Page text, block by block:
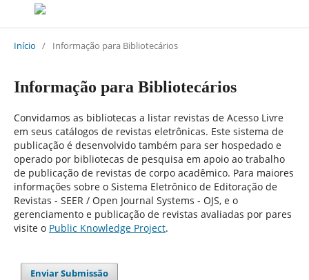
Início / Informação para Bibliotecários
Informação para Bibliotecários
Convidamos as bibliotecas a listar revistas de Acesso Livre
em seus catálogos de revistas eletrônicas. Este sistema de
publicação é desenvolvido também para ser hospedado e
operado por bibliotecas de pesquisa em apoio ao trabalho
de publicação de revistas de corpo acadêmico. Para maiores
informações sobre o Sistema Eletrônico de Editoração de
Revistas - SEER / Open Journal Systems - OJS, e o
gerenciamento e publicação de revistas avaliadas por pares
visite o Public Knowledge Project.
Enviar Submissão